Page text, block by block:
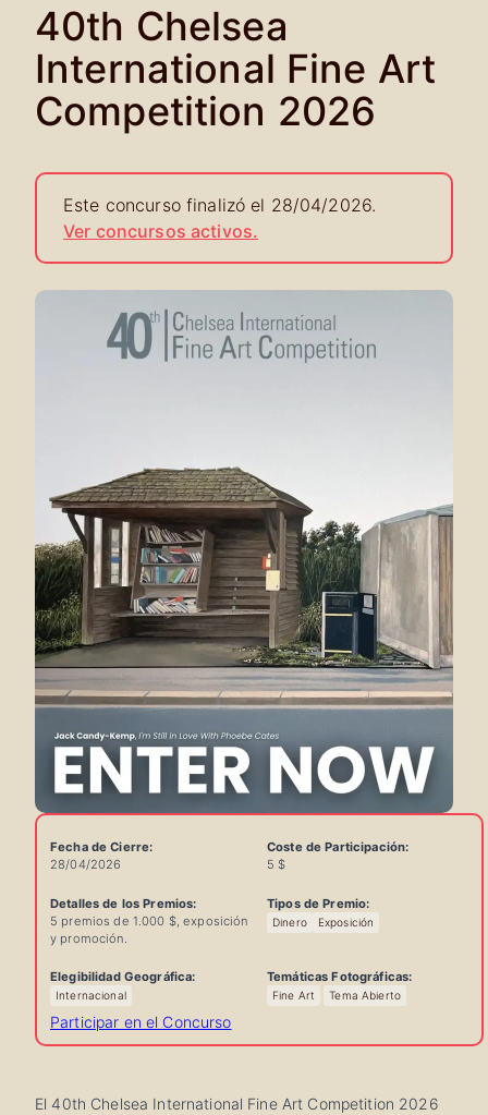
40th Chelsea
International Fine Art
Competition 2026
Este concurso finalizó el 28/04/2026.
Ver concursos activos.
Información
Rápida
del
Concurso
Fecha de Cierre:
28/04/2026
Coste de Participación:
5 $
Detalles de los Premios:
5 premios de 1.000 $, exposición
y promoción.
Tipos de Premio:
Dinero Exposición
Elegibilidad Geográfica:
Internacional
Temáticas Fotográficas:
Fine Art Tema Abierto
Participar en el Concurso
El 40th Chelsea International Fine Art Competition 2026